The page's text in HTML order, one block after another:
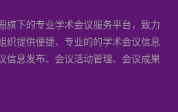
旗下的专业学术会议服务平台，致力
织提供便捷、专业的的学术会议信息
信息发布、会议活动管理、会议成果